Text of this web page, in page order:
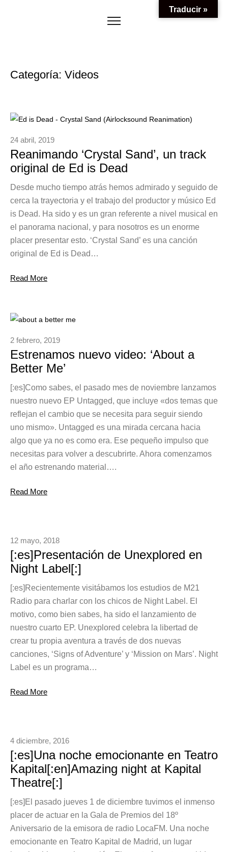
Categoría: Videos
24 abril, 2019
Reanimando ‘Crystal Sand’, un track
original de Ed is Dead
Desde mucho tiempo atrás hemos admirado y seguido de
cerca la trayectoria y el trabajo del productor y músico Ed
is Dead. Ha sido y es un gran referente a nivel musical en
el panorama nacional, y para nosotros es un enorme
placer presentar esto. ‘Crystal Sand’ es una canción
original de Ed is Dead…
Read More
2 febrero, 2019
Estrenamos nuevo video: ‘About a
Better Me’
[:es]Como sabes, el pasado mes de noviembre lanzamos
nuestro nuevo EP Untagged, que incluye «dos temas que
reflejan el cambio que se necesita para seguir siendo
uno mismo». Untagged es una mirada cercana hacia
algo que ya no es como era. Ese pequeño impulso que
necesitas para volver a descubrirte. Ahora comenzamos
el año estrenando material….
Read More
12 mayo, 2018
[:es]Presentación de Unexplored en
Night Label[:]
[:es]Recientemente visitábamos los estudios de M21
Radio para charlar con los chicos de Night Label. El
motivo, como bien sabes, ha sido el lanzamiento de
nuestro cuarto EP. Unexplored celebra la libertad de
crear tu propia aventura a través de dos nuevas
canciones, ‘Signs of Adventure’ y ‘Mission on Mars’. Night
Label es un programa…
Read More
4 diciembre, 2016
[:es]Una noche emocionante en Teatro
Kapital[:en]Amazing night at Kapital
Theatre[:]
[:es]El pasado jueves 1 de diciembre tuvimos el inmenso
placer de actuar en la Gala de Premios del 18º
Aniversario de la emisora de radio LocaFM. Una noche
emocionante en Teatro Kapital de Madrid, un lugar
Traducir »